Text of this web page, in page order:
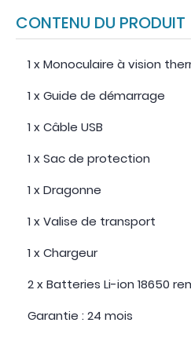
CONTENU DU PRODUIT
1 x Monoculaire à vision
1 x Guide de démarrage
1 x Câble USB
1 x Sac de protection
1 x Dragonne
1 x Valise de transport
1 x Chargeur
2 x Batteries Li-ion 18650
Garantie : 24 mois